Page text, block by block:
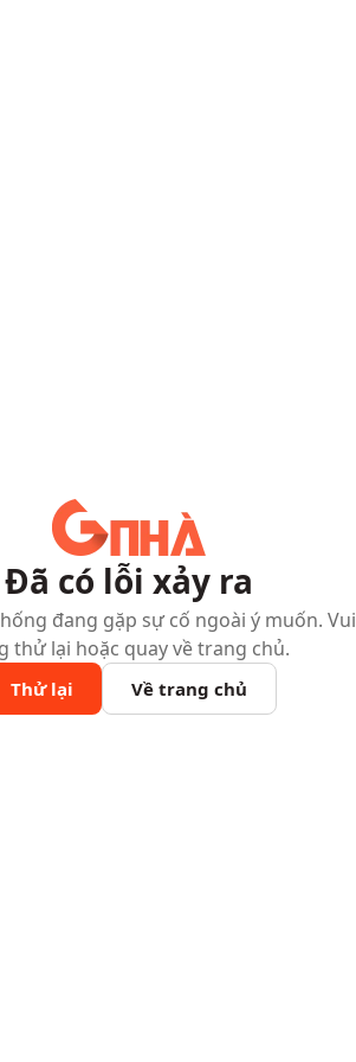
Đã có lỗi xảy ra
đang gặp sự cố ngoài ý muốn. Vui
thử lại hoặc quay về trang chủ.
Thử lại Về trang chủ